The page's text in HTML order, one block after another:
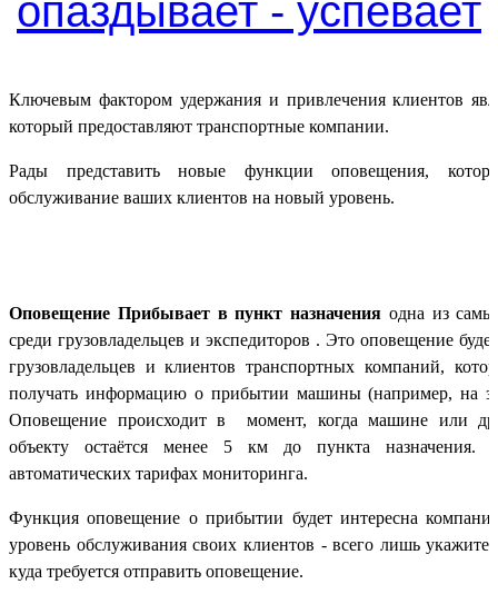
опаздывает - успевает
Ключевым фактором удержания и привлечения клиентов
который предоставляют транспортные компании.
Рады представить новые функции оповещения,
обслуживание ваших клиентов на новый уровень.
Оповещение Прибывает в пункт назначения одна из
среди грузовладельцев и экспедиторов . Это оповещение
грузовладельцев и клиентов транспортных компаний,
получать информацию о прибытии машины (например, на
Оповещение происходит в момент, когда машине или
объекту остаётся менее 5 км до пункта назначения.
автоматических тарифах мониторинга.
Функция оповещение о прибытии будет интересна
уровень обслуживания своих клиентов - всего лишь
куда требуется отправить оповещение.